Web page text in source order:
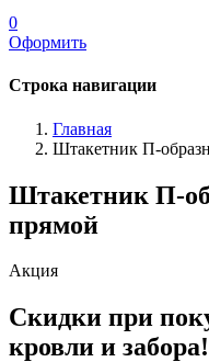
0
Оформить
Строка навигации
Главная
Штакетник П-
Штакетник П-
прямой
Акция
Скидки при
кровли и забора!